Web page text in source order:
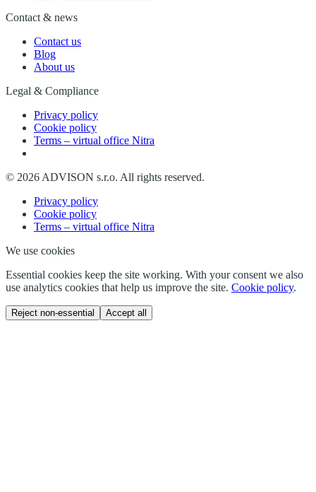
Contact & news
Contact us
Blog
About us
Legal & Compliance
Privacy policy
Cookie policy
Terms – virtual office Nitra
© 2026 ADVISON s.r.o. All rights reserved.
Privacy policy
Cookie policy
Terms – virtual office Nitra
We use cookies
Essential cookies keep the site working. With your consent we also
use analytics cookies that help us improve the site. Cookie policy.
Reject non-essential Accept all